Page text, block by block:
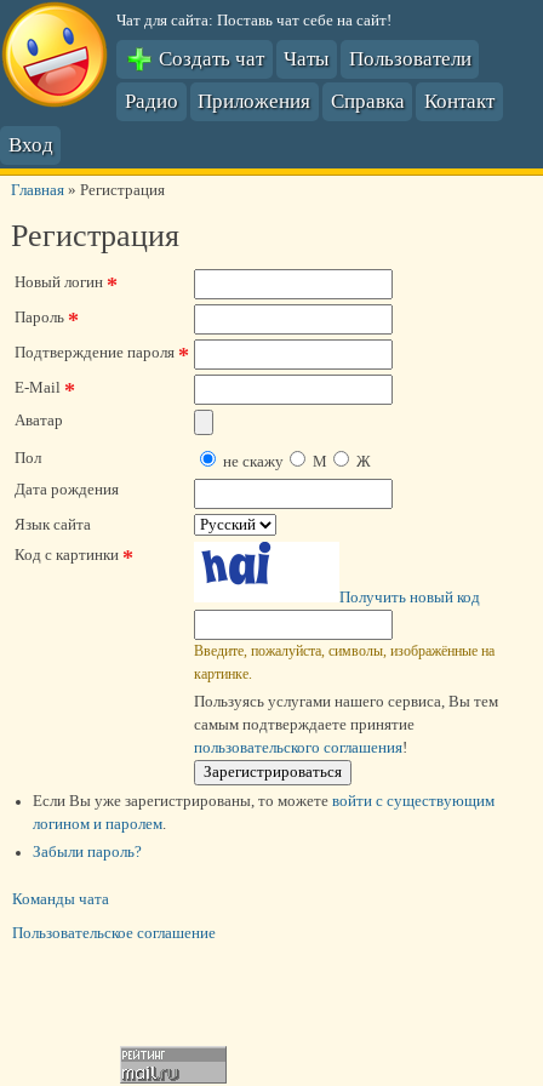
Чат для сайта: Поставь чат себе на сайт!
Создать чат Чаты
Пользователи
Радио
Приложения Справка
Контакт
Вход
Главная» Регистрация
Регистрация
Новый логин *
Пароль *
Подтверждение пароля *
E-Mail *
Аватар
Пол не скажу М
Ж
Дата рождения
Язык сайта
Код с картинки *
Получить новый код
Введите, пожалуйста, символы, изображённые на
картинке.
Пользуясь услугами нашего сервиса, Вы тем
самым подтверждаете принятие
пользовательского соглашения!
Если Вы уже зарегистрированы, то можете войти c существующим
логином и паролем.
Забыли пароль?
Команды чата
Пользовательское соглашение